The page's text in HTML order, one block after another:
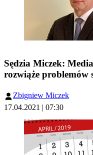
Sędzia Miczek:
rozwiąże problemów
Zbigniew Miczek
17.04.2021 | 07:30